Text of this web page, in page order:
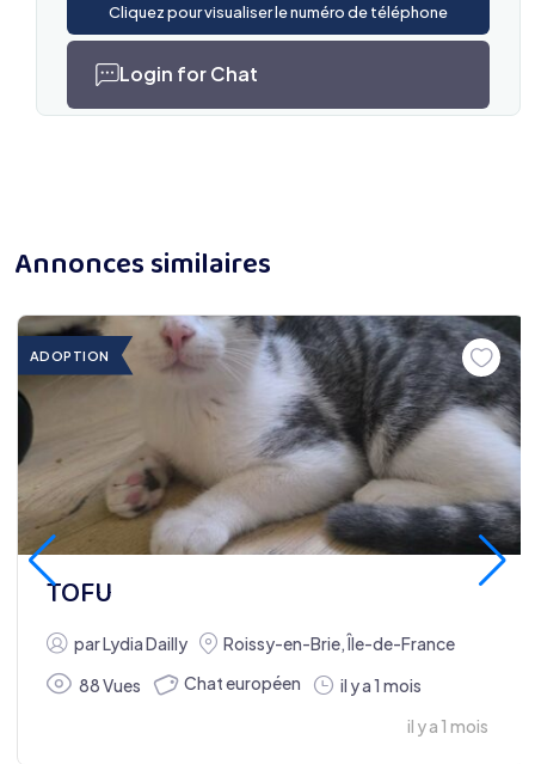
Cliquez pour visualiser le numéro de téléphone
Login for Chat
Annonces similaires
ADOPTION
TOFU
parLydia Dailly Roissy-en-Brie Île-de-France
88 Vues
Chat européen
il y a 1 mois
il y a 1 mois